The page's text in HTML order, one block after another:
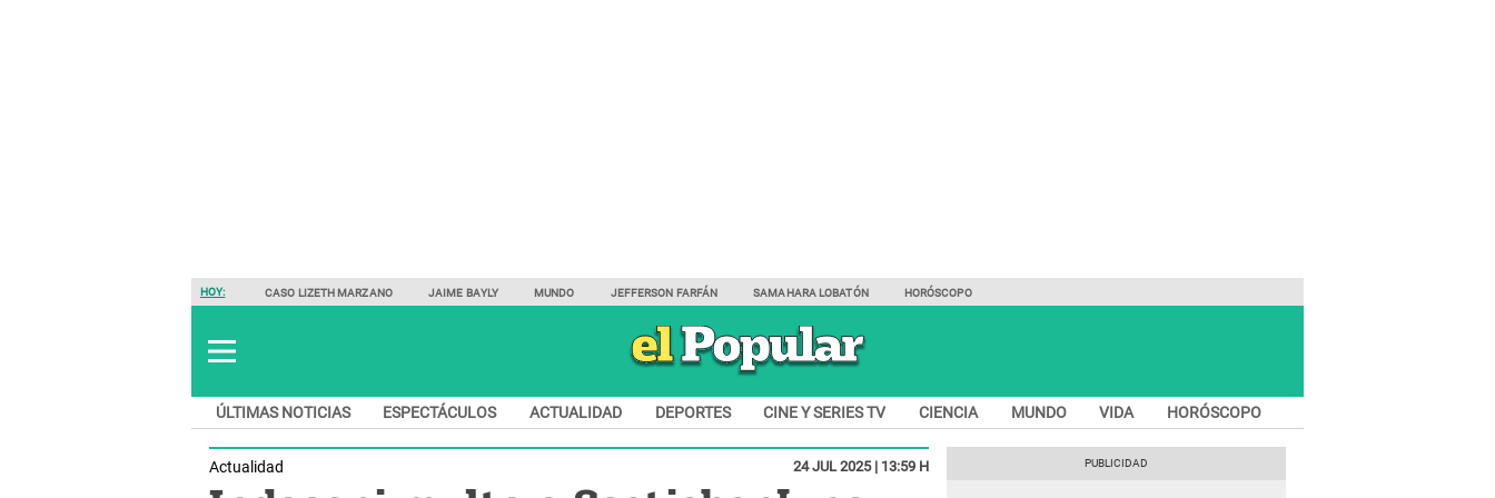
HOY: CASO LIZETH MARZANO JAIME BAYLY MUNDO JEFFERSON FARFÁN SAMAHARA LOBATÓN HORÓSCOPO
ÚLTIMAS NOTICIAS ESPECTÁCULOS ACTUALIDAD DEPORTES CINE Y SERIES TV CIENCIA MUNDO VIDA HORÓSCOPO
Actualidad 24 JUL 2025 | 13:59 H